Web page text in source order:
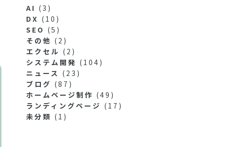
AI (3)
DX (10)
SEO (5)
その他 (2)
エクセル (2)
システム開発 (104)
ニュース (23)
ブログ (87)
ホームページ制作 (49)
ランディングページ (17)
未分類 (1)